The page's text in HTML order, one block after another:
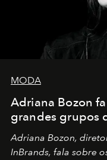
MODA
Adriana Bozon
grandes grupos
Adriana Bozon,
InBrands, fala sobre